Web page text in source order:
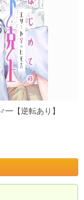
【逆転あり】